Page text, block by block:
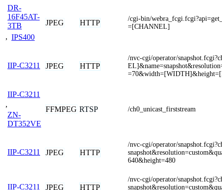
DR-
16F45AT-
3TB
, IPS400
JPEG HTTP
/cgi-bin/
=[CHANNEL]
IIP-C3211 JPEG HTTP
/nvc-cgi/operator/
IIP-C3211
,
ZN-
DT352VE
FFMPEG RTSP /ch0_unicast_firststream
IIP-C3211 JPEG HTTP
/nvc-cgi/operator/
640&height=480
IIP-C3211 JPEG HTTP
/nvc-cgi/operator/